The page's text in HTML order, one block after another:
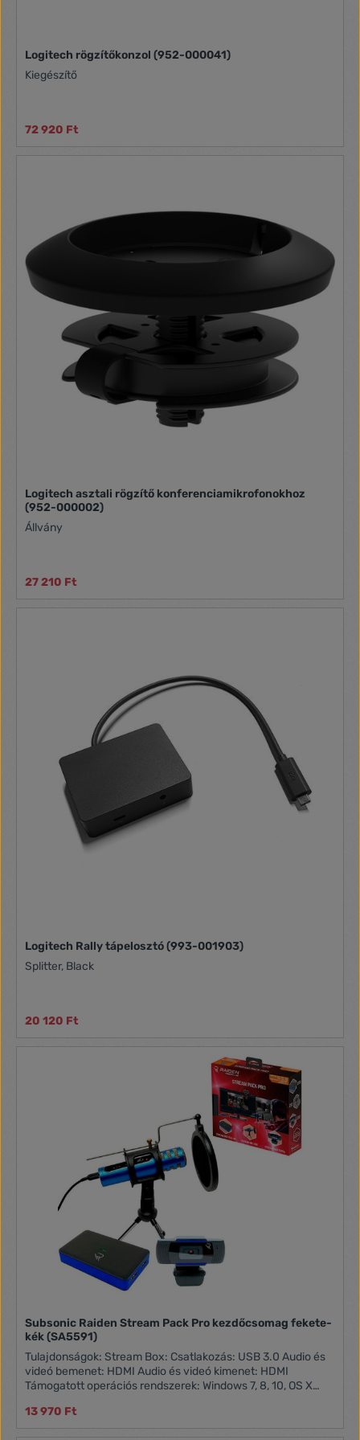
Logitech rögzítőkonzol (952-000041)
Kiegészítő
72 920 Ft
Logitech asztali rögzítő konferenciamikrofonokhoz
(952-000002)
Állvány
27 210 Ft
Logitech Rally tápelosztó (993-001903)
Splitter, Black
20 120 Ft
Subsonic Raiden Stream Pack Pro kezdőcsomag fekete-
kék (SA5591)
Tulajdonságok: Stream Box: Csatlakozás: USB 3.0 Audio és
videó bemenet: HDMI Audio és videó kimenet: HDMI
Támogatott operációs rendszerek: Windows 7, 8, 10, OS X
720x576 (50p), 1280x720p (50p), 1280x720p (50p),
1280x720p81920 (50i), 1920x1080 (60i), 1920x1080 (24p),
13 970 Ft